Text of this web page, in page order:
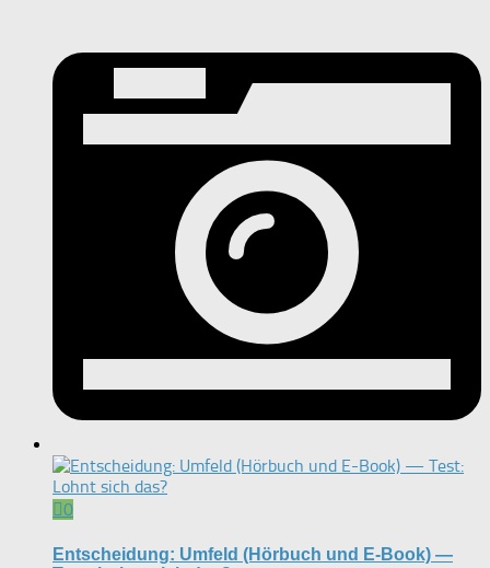
0
Entscheidung: Umfeld (Hörbuch und E-Book) —